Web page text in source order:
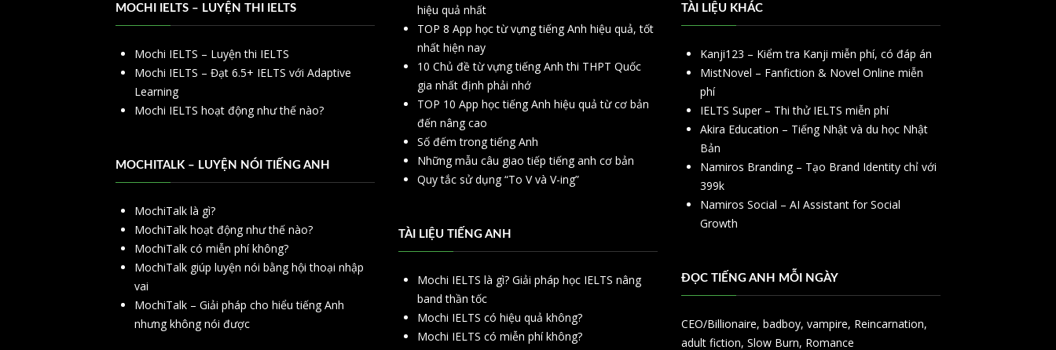
MOCHI IELTS – LUYỆN THI IELTS
Mochi IELTS – Luyện thi IELTS
Mochi IELTS – Đạt 6.5+ IELTS với Adaptive
Learning
Mochi IELTS hoạt động như thế nào?
MOCHITALK – LUYỆN NÓI TIẾNG ANH
MochiTalk là gì?
MochiTalk hoạt động như thế nào?
MochiTalk có miễn phí không?
MochiTalk giúp luyện nói bằng hội thoại nhập
vai
MochiTalk – Giải pháp cho hiểu tiếng Anh
nhưng không nói được
hiệu quả nhất
TOP 8 App học từ vựng tiếng Anh hiệu quả, tốt
nhất hiện nay
10 Chủ đề từ vựng tiếng Anh thi THPT Quốc
gia nhất định phải nhớ
TOP 10 App học tiếng Anh hiệu quả từ cơ bản
đến nâng cao
Số đếm trong tiếng Anh
Những mẫu câu giao tiếp tiếng anh cơ bản
Quy tắc sử dụng “To V và V-ing”
TÀI LIỆU TIẾNG ANH
Mochi IELTS là gì? Giải pháp học IELTS nâng
band thần tốc
Mochi IELTS có hiệu quả không?
Mochi IELTS có miễn phí không?
TÀI LIỆU KHÁC
Kanji123 – Kiểm tra Kanji miễn phí, có đáp án
MistNovel – Fanfiction & Novel Online miễn
phí
IELTS Super – Thi thử IELTS miễn phí
Akira Education – Tiếng Nhật và du học Nhật
Bản
Namiros Branding – Tạo Brand Identity chỉ với
399k
Namiros Social – AI Assistant for Social
Growth
ĐỌC TIẾNG ANH MỖI NGÀY
CEO/Billionaire, badboy, vampire, Reincarnation,
adult fiction, Slow Burn, Romance